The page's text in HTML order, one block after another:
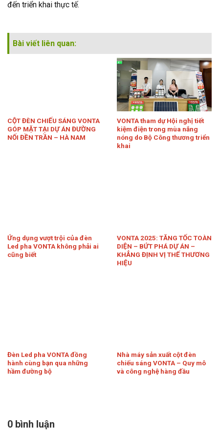
đến triển khai thực tế.
Bài viết liên quan:
CỘT ĐÈN CHIẾU SÁNG VONTA
GÓP MẶT TẠI DỰ ÁN ĐƯỜNG
NỐI ĐỀN TRẦN – HÀ NAM
VONTA tham dự Hội nghị tiết
kiệm điện trong mùa nắng
nóng do Bộ Công thương triển
khai
Ứng dụng vượt trội của đèn
Led pha VONTA không phải ai
cũng biết
VONTA 2025: TĂNG TỐC TOÀN
DIỆN – BỨT PHÁ DỰ ÁN –
KHẲNG ĐỊNH VỊ THẾ THƯƠNG
HIỆU
Đèn Led pha VONTA đồng
hành cùng bạn qua những
hầm đường bộ
Nhà máy sản xuất cột đèn
chiếu sáng VONTA – Quy mô
và công nghệ hàng đầu
0 bình luận